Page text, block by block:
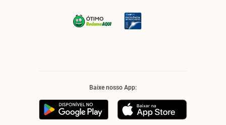
Baixe nosso App: